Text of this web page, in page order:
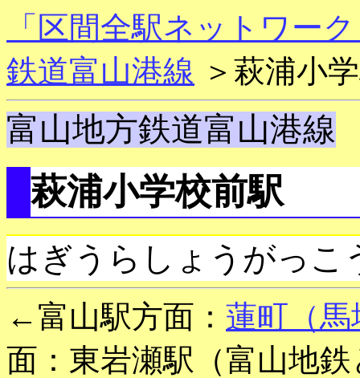
「区間全駅ネットワー
鉄道富山港線 ＞萩浦小
富山地方鉄道富山港線
萩浦小学校前駅
はぎうらしょうがっ
←富山駅方面： 蓮町（
面：東岩瀬駅（富山地